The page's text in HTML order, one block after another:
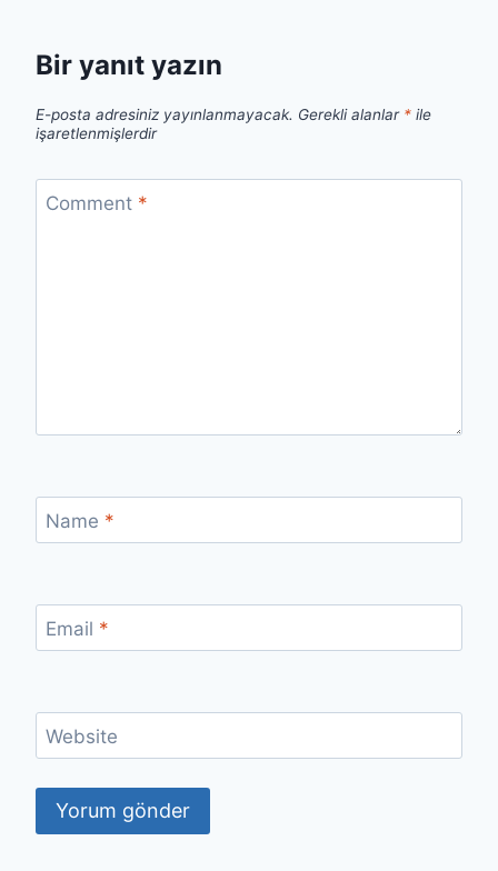
Bir yanıt yazın
E-posta adresiniz yayınlanmayacak. Gerekli alanlar * ile
işaretlenmişlerdir
Comment *
Name *
Email *
Website